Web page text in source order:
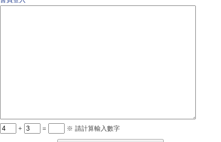
+ = ※ 請計算輸入數字